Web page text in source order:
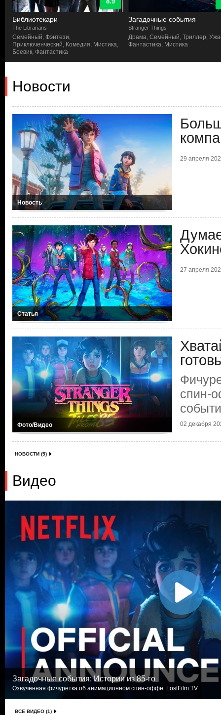
Библиотекари
The Librarians
Семейный, Фэнтези,
Приключенческий, Комедия, Мистика,
Боевик, Фантастика
Загадочные события
Stranger Things
Драма, Семейный, Триллер,
Фантастика, Мистика
Новости
Новость
29 апреля
Статья
27 апреля
Фото/Видео
спин-
02 декабря
НОВОСТИ (5)
Видео
Загадочные события: Истории из 85-го
Озвученная фичуретка об анимационном спин-оффе. LostFilm.TV
ВСЕ ВИДЕО (1)